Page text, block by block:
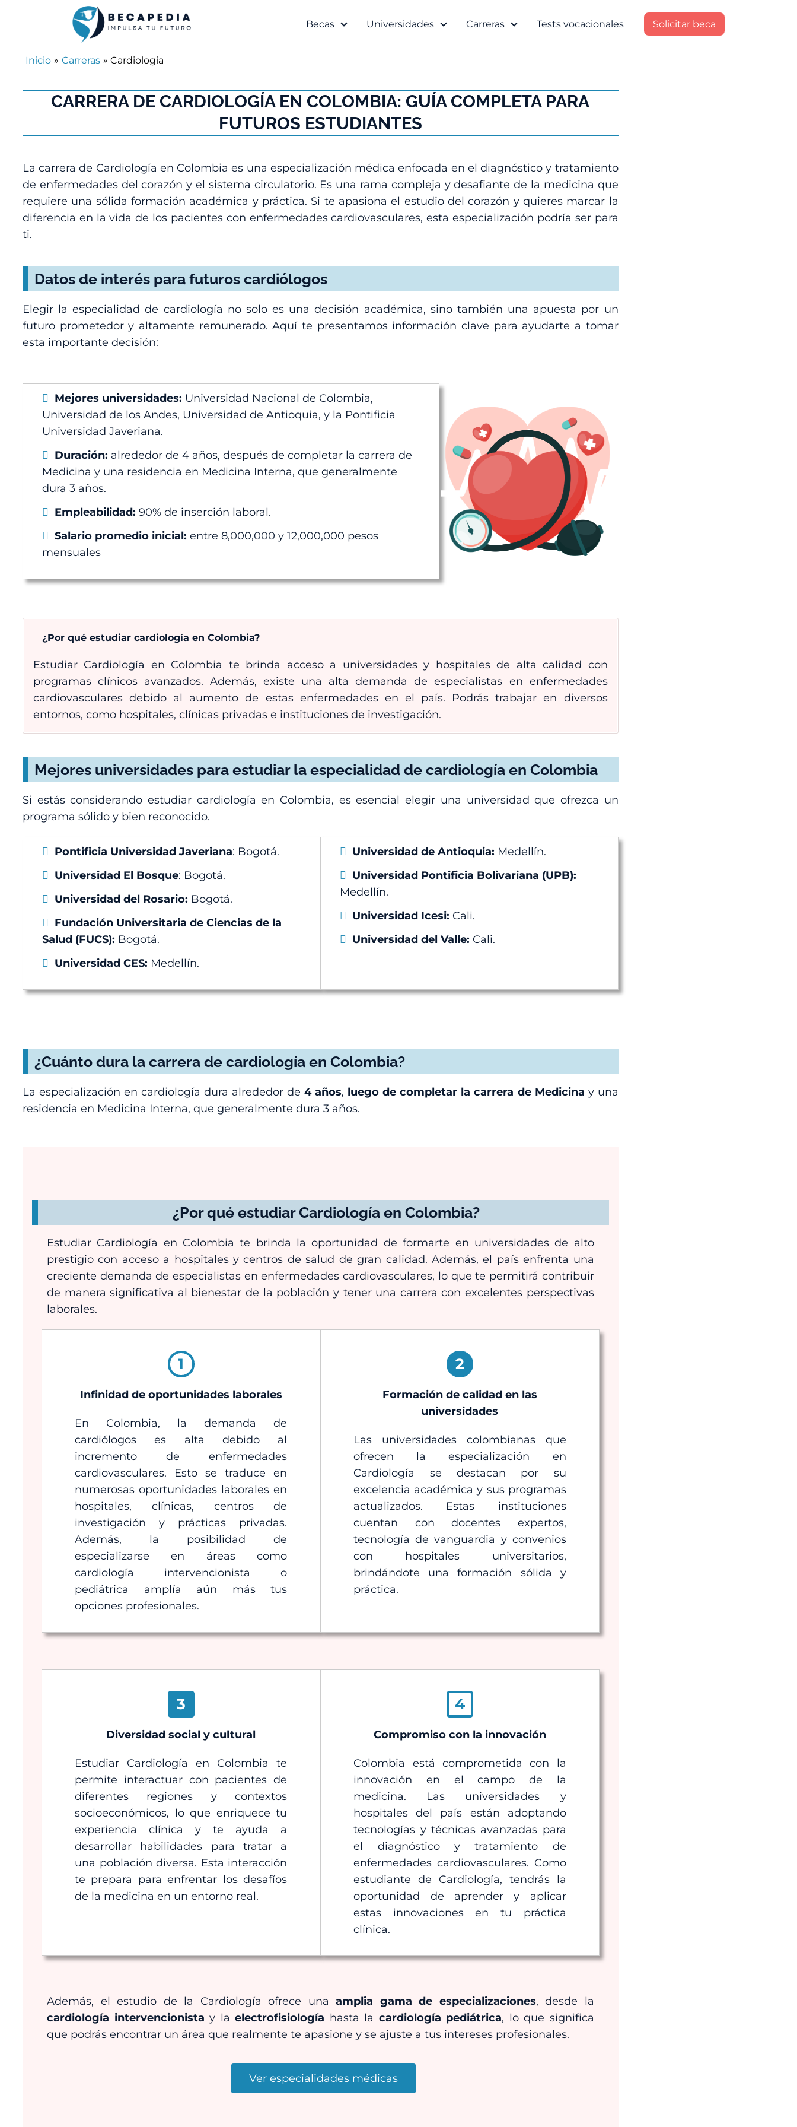
Becas Universidades Carreras Tests vocacionales Solicitar beca
Inicio » Carreras » Cardiologia
CARRERA DE CARDIOLOGÍA EN COLOMBIA: GUÍA COMPLETA PARA
FUTUROS ESTUDIANTES
La carrera de Cardiología en Colombia es una especialización médica enfocada en el diagnóstico y tratamiento
de enfermedades del corazón y el sistema circulatorio. Es una rama compleja y desafiante de la medicina que
requiere una sólida formación académica y práctica. Si te apasiona el estudio del corazón y quieres marcar la
diferencia en la vida de los pacientes con enfermedades cardiovasculares, esta especialización podría ser para
ti.
Datos de interés para futuros cardiólogos
Elegir la especialidad de cardiología no solo es una decisión académica, sino también una apuesta por un
futuro prometedor y altamente remunerado. Aquí te presentamos información clave para ayudarte a tomar
esta importante decisión:
Mejores universidades: Universidad Nacional de Colombia,
Universidad de los Andes, Universidad de Antioquia, y la Pontificia
Universidad Javeriana.
Duración: alrededor de 4 años, después de completar la carrera de
Medicina y una residencia en Medicina Interna, que generalmente
dura 3 años.
Empleabilidad: 90% de inserción laboral.
Salario promedio inicial: entre 8,000,000 y 12,000,000 pesos
mensuales
¿Por qué estudiar cardiología en Colombia?
Estudiar Cardiología en Colombia te brinda acceso a universidades y hospitales de alta calidad con
programas clínicos avanzados. Además, existe una alta demanda de especialistas en enfermedades
cardiovasculares debido al aumento de estas enfermedades en el país. Podrás trabajar en diversos
entornos, como hospitales, clínicas privadas e instituciones de investigación.
Mejores universidades para estudiar la especialidad de cardiología en Colombia
Si estás considerando estudiar cardiología en Colombia, es esencial elegir una universidad que ofrezca un
programa sólido y bien reconocido.
Pontificia Universidad Javeriana: Bogotá.
Universidad El Bosque: Bogotá.
Universidad del Rosario: Bogotá.
Fundación Universitaria de Ciencias de la
Salud (FUCS): Bogotá.
Universidad CES: Medellín.
Universidad de Antioquia: Medellín.
Universidad Pontificia Bolivariana (UPB):
Medellín.
Universidad Icesi: Cali.
Universidad del Valle: Cali.
¿Cuánto dura la carrera de cardiología en Colombia?
La especialización en cardiología dura alrededor de4 años, luego de completar la carrera de Medicina y una
residencia en Medicina Interna, que generalmente dura 3 años.
¿Por qué estudiar Cardiología en Colombia?
Estudiar Cardiología en Colombia te brinda la oportunidad de formarte en universidades de alto
prestigio con acceso a hospitales y centros de salud de gran calidad. Además, el país enfrenta una
creciente demanda de especialistas en enfermedades cardiovasculares, lo que te permitirá contribuir
de manera significativa al bienestar de la población y tener una carrera con excelentes perspectivas
laborales.
1
Infinidad de oportunidades laborales
En Colombia, la demanda de
cardiólogos es alta debido al
incremento de enfermedades
cardiovasculares. Esto se traduce en
numerosas oportunidades laborales en
hospitales, clínicas, centros de
investigación y prácticas privadas.
Además, la posibilidad de
especializarse en áreas como
cardiología intervencionista o
pediátrica amplía aún más tus
opciones profesionales.
2
Formación de calidad en las
universidades
Las universidades colombianas que
ofrecen la especialización en
Cardiología se destacan por su
excelencia académica y sus programas
actualizados. Estas instituciones
cuentan con docentes expertos,
tecnología de vanguardia y convenios
con hospitales universitarios,
brindándote una formación sólida y
práctica.
3
Diversidad social y cultural
Estudiar Cardiología en Colombia te
permite interactuar con pacientes de
diferentes regiones y contextos
socioeconómicos, lo que enriquece tu
experiencia clínica y te ayuda a
desarrollar habilidades para tratar a
una población diversa. Esta interacción
te prepara para enfrentar los desafíos
de la medicina en un entorno real.
4
Compromiso con la innovación
Colombia está comprometida con la
innovación en el campo de la
medicina. Las universidades y
hospitales del país están adoptando
tecnologías y técnicas avanzadas para
el diagnóstico y tratamiento de
enfermedades cardiovasculares. Como
estudiante de Cardiología, tendrás la
oportunidad de aprender y aplicar
estas innovaciones en tu práctica
clínica.
Además, el estudio de la Cardiología ofrece unaamplia gama de especializaciones, desde la
cardiología intervencionista y laelectrofisiología hasta la cardiología pediátrica, lo que significa
que podrás encontrar un área que realmente te apasione y se ajuste a tus intereses profesionales.
Ver especialidades médicas